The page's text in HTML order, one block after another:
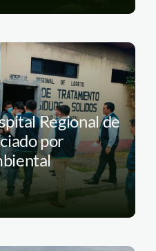
Regional de
por